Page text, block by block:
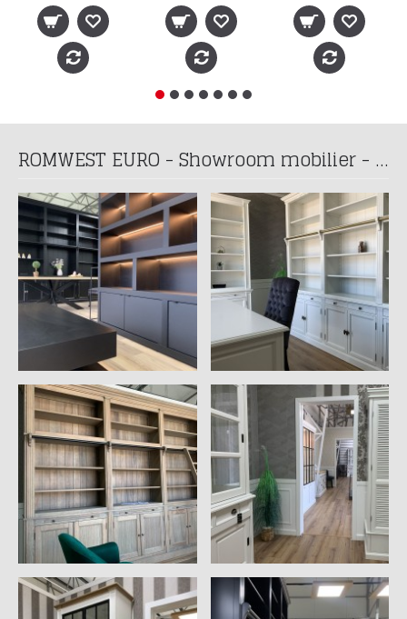
ROMWEST EURO - Showroom mobilier - Programare vizita la telefon: 0741 197 939